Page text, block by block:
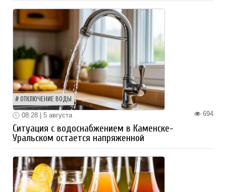
ОТКЛЮЧЕНИЕ ВОДЫ
694
08:28 | 5 августа
Ситуация с водоснабжением в Каменске-
Уральском остается напряженной